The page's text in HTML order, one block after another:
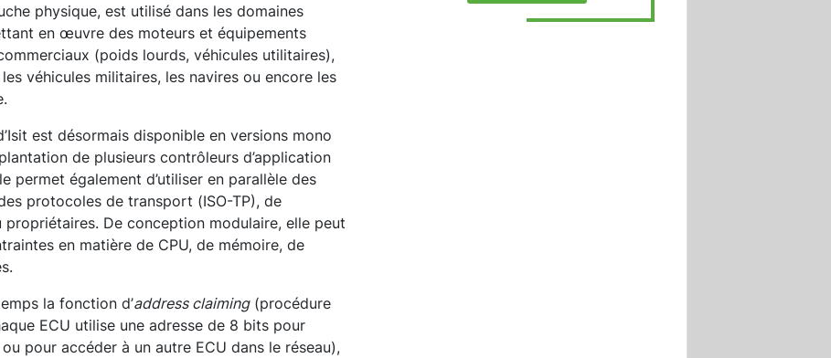
physique, est utilisé dans les domaines
en œuvre des moteurs et équipements
(poids lourds, véhicules utilitaires),
véhicules militaires, les navires ou encore les
est désormais disponible en versions mono
de plusieurs contrôleurs d’application
permet également d’utiliser en parallèle des
protocoles de transport (ISO-TP), de
De conception modulaire, elle peut
en matière de CPU, de mémoire, de
la fonction d’address claiming(procédure
ECU utilise une adresse de 8 bits pour
pour accéder à un autre ECU dans le réseau),